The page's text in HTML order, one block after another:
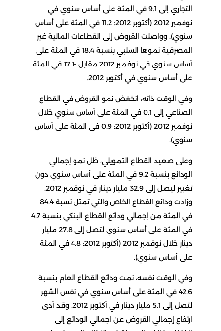
التجاري إلى 9.1 في المئة على أساس سنوي في
نوفمبر 2012 (أكتوبر 2012: 11.2 في المئة على أساس
سنوي). وواصلت القروض إلى القطاعات المالية غير
المصرفية نموها السلبي بنسبة 18.4 في المئة على
أساس سنوي في نوفمبر 2012 مقابل -17.1 في المئة
على أساس سنوي في أكتوبر 2012.
وفي الوقت ذاته، انخفض نمو القروض في القطاع
الصناعي إلى 0.1 في المئة على أساس سنوي خلال
نوفمبر 2012 (أكتوبر 2012: 0.9 في المئة على أساس
سنوي).
وعلى صعيد القطاع التمويلي، ظل نمو إجمالي
الودائع بنسبة 9.2 في المئة على أساس سنوي دون
تغيير ليصل إلى 32.9 مليار دينار في نوفمبر 2012.
وزادت ودائع القطاع الخاص والتي تمثل نسبة 84.4
في المئة من إجمالي ودائع القطاع البنكي بنسبة 4.7
في المئة على أساس سنوي لتصل إلى 27.8 مليار
دينار خلال نوفمبر 2012 (أكتوبر 2012: 4.8 في المئة
على أساس سنوي).
وفي الوقت نفسه، نمت ودائع القطاع العام بنسبة
42.6 في المئة على أساس سنوي في نفس الشهر
لتصل إلى 5.1 مليار دينار في أكتوبر 2012. وقد أدى
ارتفاع إجمالي القروض عن اجمالي الودائع إلى